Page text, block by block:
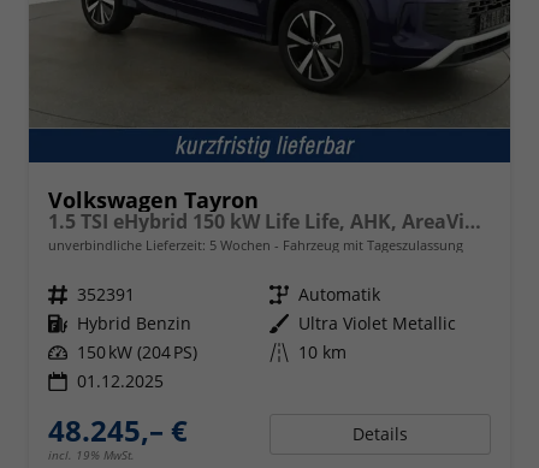
Volkswagen Tayron
1.5 TSI eHybrid 150 kW Life Life, AHK, AreaView, Side, Navi, Winter, 5-J. Garantie
unverbindliche Lieferzeit: 5 Wochen Fahrzeug mit Tageszulassung
Fahrzeugnr. 352391 Getriebe Automatik
Kraftstoff Hybrid Benzin Außenfarbe Ultra Violet Metallic
Leistung 150 kW (204 PS) Kilometerstand 10 km
01.12.2025
48.245,– €
incl. 19% MwSt.
Details